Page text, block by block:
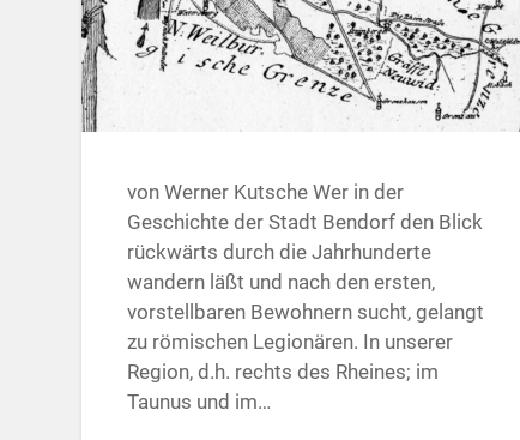
von Werner Kutsche Wer in der
Geschichte der Stadt Bendorf den Blick
rückwärts durch die Jahrhunderte
wandern läßt und nach den ersten,
vorstellbaren Bewohnern sucht, gelangt
zu römischen Legionären. In unserer
Region, d.h. rechts des Rheines; im
Taunus und im…